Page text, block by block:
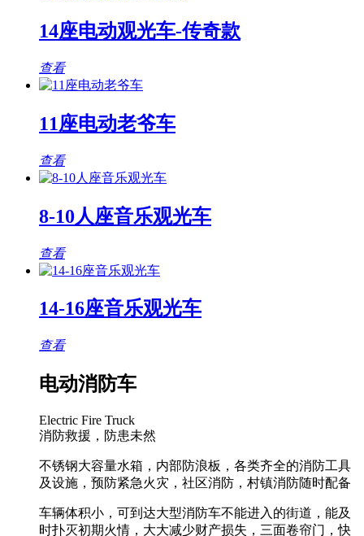
14座电动观光车-传奇款
查看
11座电动老爷车
查看
8-10人座音乐观光车
查看
14-16座音乐观光车
查看
电动消防车
Electric Fire Truck
消防救援，防患未然
不锈钢大容量水箱，内部防浪板，各类齐全的消防工具
及设施，预防紧急火灾，社区消防，村镇消防随时配备
车辆体积小，可到达大型消防车不能进入的街道，能及
时扑灭初期火情，大大减少财产损失，三面卷帘门，快